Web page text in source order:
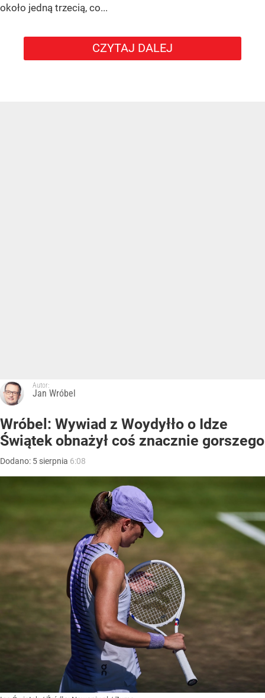
około jedną trzecią, co...
CZYTAJ DALEJ
Autor:
Jan Wróbel
Wróbel: Wywiad z Woydyłło o Idze
Świątek obnażył coś znacznie gorszego
Dodano: 5 sierpnia 6:08